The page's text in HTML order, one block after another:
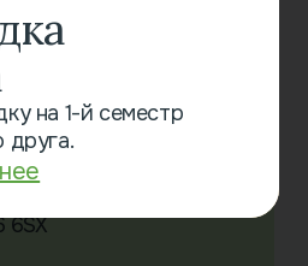
с нами
School
6SX
на 1-й семестр
друга.